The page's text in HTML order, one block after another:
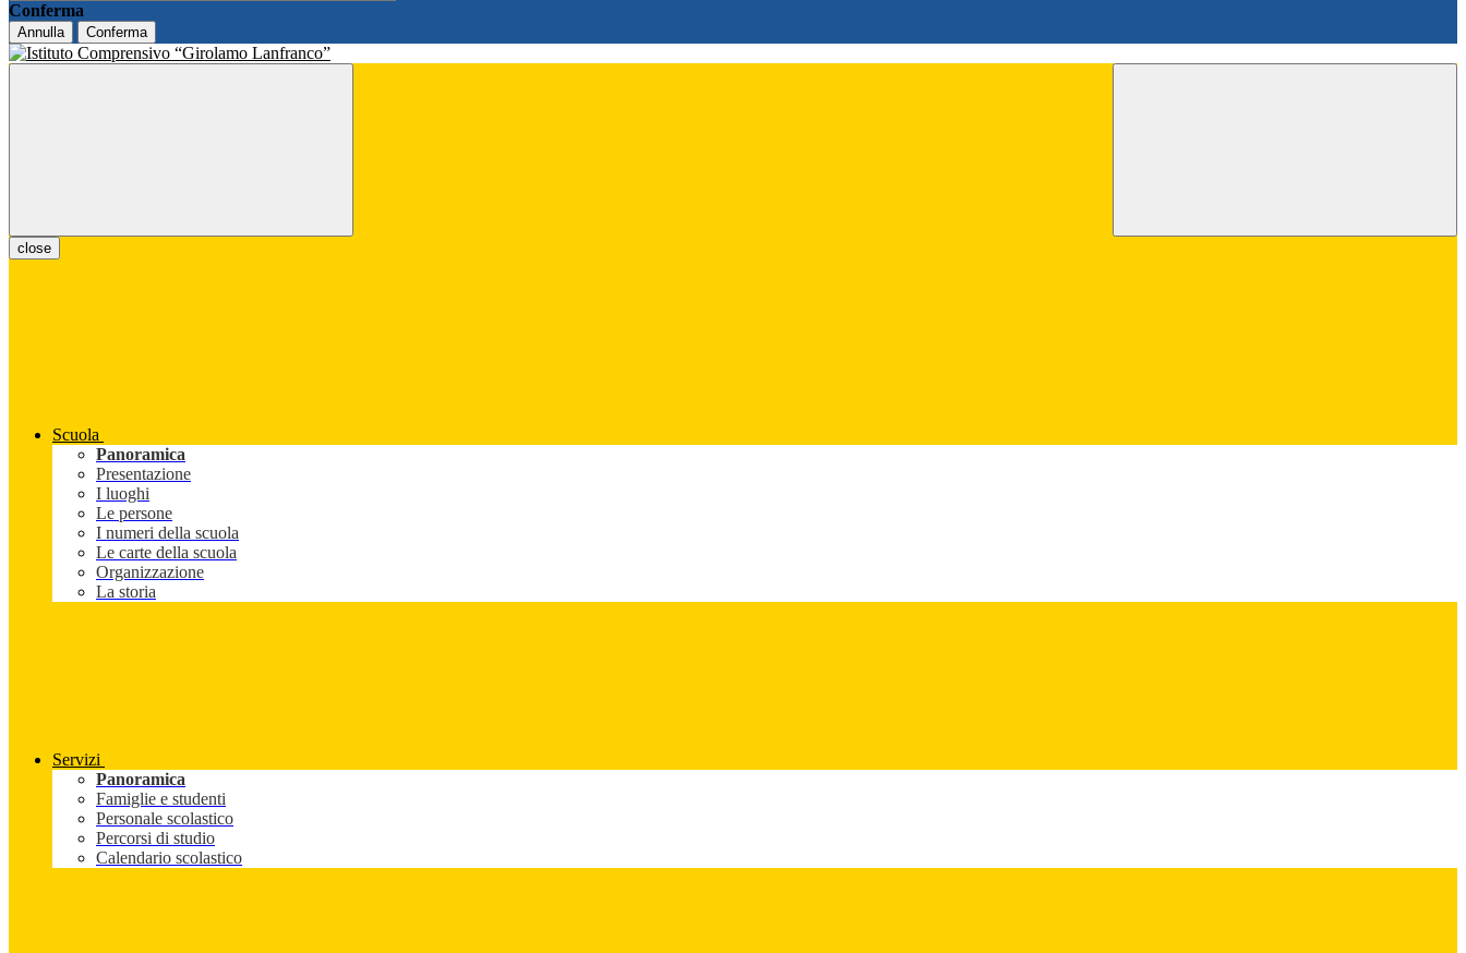
Conferma
Annulla Conferma
close
Scuola
Panoramica
Presentazione
I luoghi
Le persone
I numeri della scuola
Le carte della scuola
Organizzazione
La storia
Servizi
Panoramica
Famiglie e studenti
Personale scolastico
Percorsi di studio
Calendario scolastico